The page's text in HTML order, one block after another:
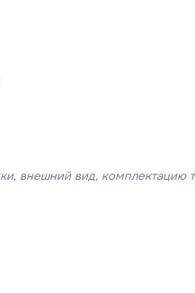
внешний вид, комплектацию